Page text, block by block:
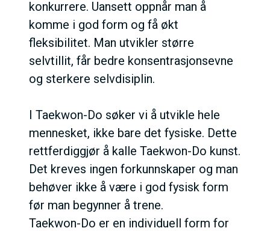
konkurrere. Uansett oppnår man å
komme i god form og få økt
fleksibilitet. Man utvikler større
selvtillit, får bedre konsentrasjonsevne
og sterkere selvdisiplin.
I Taekwon-Do søker vi å utvikle hele
mennesket, ikke bare det fysiske. Dette
rettferdiggjør å kalle Taekwon-Do kunst.
Det kreves ingen forkunnskaper og man
behøver ikke å være i god fysisk form
før man begynner å trene.
Taekwon-Do er en individuell form for